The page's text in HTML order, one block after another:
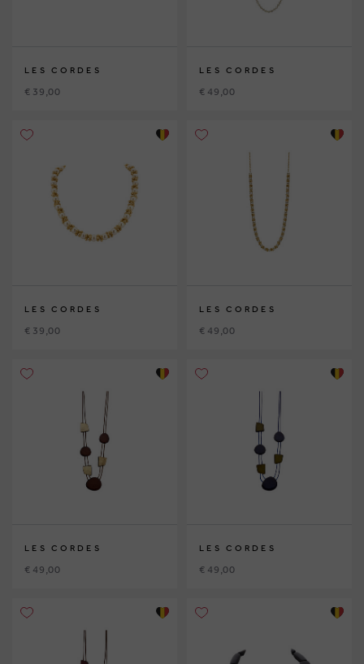
LES CORDES
€ 39,00
LES CORDES
€ 49,00
LES CORDES
€ 39,00
LES CORDES
€ 49,00
LES CORDES
€ 49,00
LES CORDES
€ 49,00